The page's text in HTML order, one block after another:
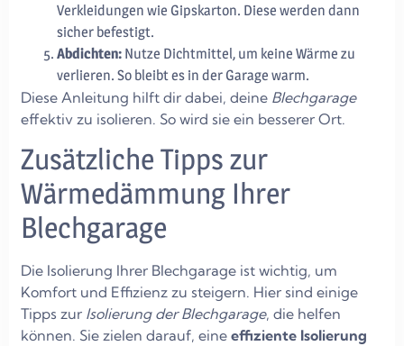
Verkleidungen wie Gipskarton. Diese werden dann
sicher befestigt.
Abdichten: Nutze Dichtmittel, um keine Wärme zu
verlieren. So bleibt es in der Garage warm.
Diese Anleitung hilft dir dabei, deine Blechgarage
effektiv zu isolieren. So wird sie ein besserer Ort.
Zusätzliche Tipps zur
Wärmedämmung Ihrer
Blechgarage
Die Isolierung Ihrer Blechgarage ist wichtig, um
Komfort und Effizienz zu steigern. Hier sind einige
Tipps zur Isolierung der Blechgarage, die helfen
können. Sie zielen darauf, eine effiziente Isolierung